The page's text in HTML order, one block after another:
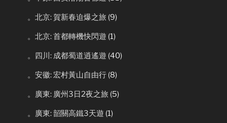
。北京: 賀新春迫爆之旅 (9)
。北京: 首都轉機快閃遊 (1)
。四川: 成都蜀道逍遙遊 (40)
。安徽: 宏村黃山自由行 (8)
。廣東: 廣州3日2夜之旅 (5)
。廣東: 韶關高鐵3天遊 (1)